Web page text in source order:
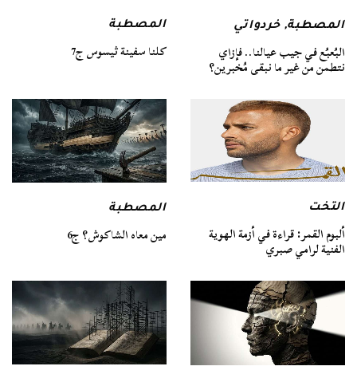
المصطبة,خردواتي
البُعبُع في جيب عيالنا.. فإزاي
نتطمن من غير ما نبقى مُخبرين؟
المصطبة
كلنا سفينة ثيسوس ج7
التخت
ألبوم القمر: قراءة في أزمة الهوية
الفنية لرامي صبري
المصطبة
مين معاه الشاكوش؟ ج6